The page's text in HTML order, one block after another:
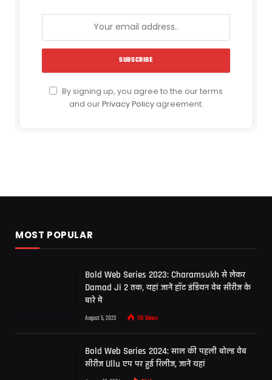
By signing up, you agree to the our terms
and ourPrivacy Policyagreement.
MOST POPULAR
Bold Web Series 2023: Charamsukh से लेकर
Damad Ji 2 तक, यहां जानें हॉट इंडियन वेब सीरीज के
बारे में
August 5, 2023 11KViews
Bold Web Series 2024: साल की पहली बोल्ड वेब
सीरीज Ullu एप पर हुई रिलीज, जानें यहां